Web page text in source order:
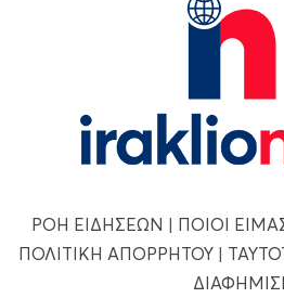
ΡΟΗ ΕΙΔΗΣΕΩΝ | ΠΟΙΟΙ
ΠΟΛΙΤΙΚΗ ΑΠΟΡΡΗΤΟΥ|